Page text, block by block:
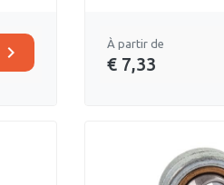
chevron_right À partir de
€ 7,33